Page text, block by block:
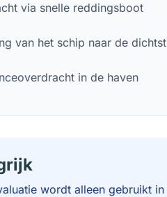
via snelle reddingsboot
van het schip naar de
in de haven
wordt alleen gebruikt